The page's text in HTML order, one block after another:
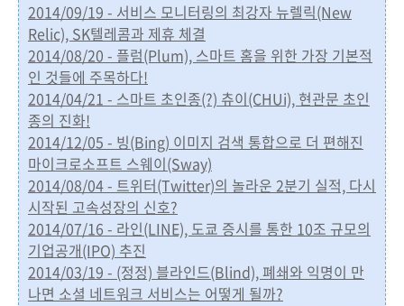
2014/09/19 - 서비스 모니터링의 최강자 뉴렐릭(New
Relic), SK텔레콤과 제휴 체결
2014/08/20 - 플럼(Plum), 스마트 홈을 위한 가장 기본적
인 것들에 주목하다!
2014/04/21 - 스마트 초인종(?) 츄이(CHUi), 현관문 초인
종의 진화!
2014/12/05 - 빙(Bing) 이미지 검색 통합으로 더 편해진
마이크로소프트 스웨이(Sway)
2014/08/04 - 트위터(Twitter)의 놀라운 2분기 실적, 다시
시작된 고속성장의 신호?
2014/07/16 - 라인(LINE), 도쿄 증시를 통한 10조 규모의
기업공개(IPO) 추진
2014/03/19 - (정정) 블라인드(Blind), 폐쇄와 익명이 만
나면 소셜 네트워크 서비스는 어떻게 될까?